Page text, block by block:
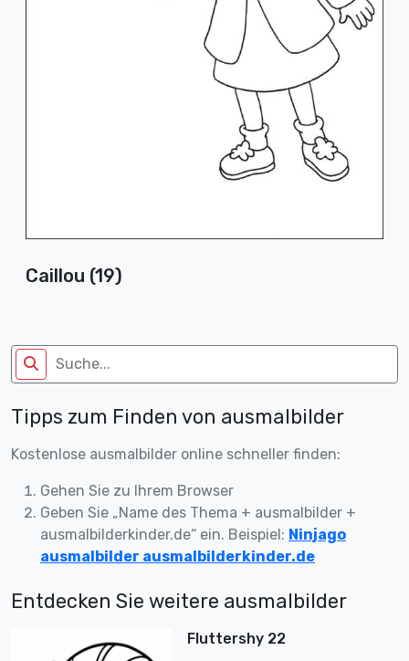
Caillou (19)
Tipps zum Finden von ausmalbilder
Kostenlose ausmalbilder online schneller finden:
Gehen Sie zu Ihrem Browser
Geben Sie „Name des Thema + ausmalbilder +
ausmalbilderkinder.de“ ein. Beispiel: Ninjago
ausmalbilder ausmalbilderkinder.de
Entdecken Sie weitere ausmalbilder
Fluttershy 22